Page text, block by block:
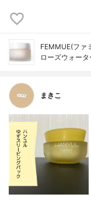
FEMMUE(ファ
ローズウォー
まきこ